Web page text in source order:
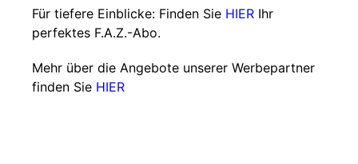
Für tiefere Einblicke: Finden Sie HIER Ihr
perfektes F.A.Z.-Abo.
Mehr über die Angebote unserer Werbepartner
finden Sie HIER